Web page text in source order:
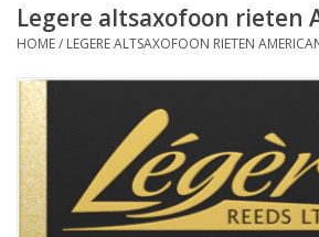
Reparaties en
Webshop
Verhuur hobo's
Legere altsaxofoon rieten
HOME/ LEGERE ALTSAXOFOON RIETEN